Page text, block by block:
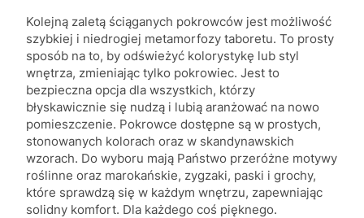
Kolejną zaletą ściąganych pokrowców jest możliwość
szybkiej i niedrogiej metamorfozy taboretu. To prosty
sposób na to, by odświeżyć kolorystykę lub styl
wnętrza, zmieniając tylko pokrowiec. Jest to
bezpieczna opcja dla wszystkich, którzy
błyskawicznie się nudzą i lubią aranżować na nowo
pomieszczenie. Pokrowce dostępne są w prostych,
stonowanych kolorach oraz w skandynawskich
wzorach. Do wyboru mają Państwo przeróżne motywy
roślinne oraz marokańskie, zygzaki, paski i grochy,
które sprawdzą się w każdym wnętrzu, zapewniając
solidny komfort. Dla każdego coś pięknego.